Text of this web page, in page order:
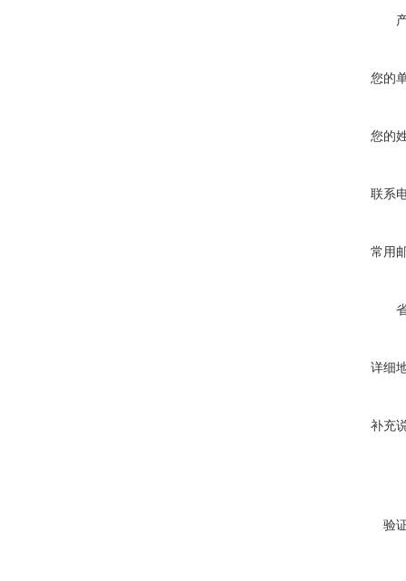
您的
您的
联系
常用
详细
补充
验